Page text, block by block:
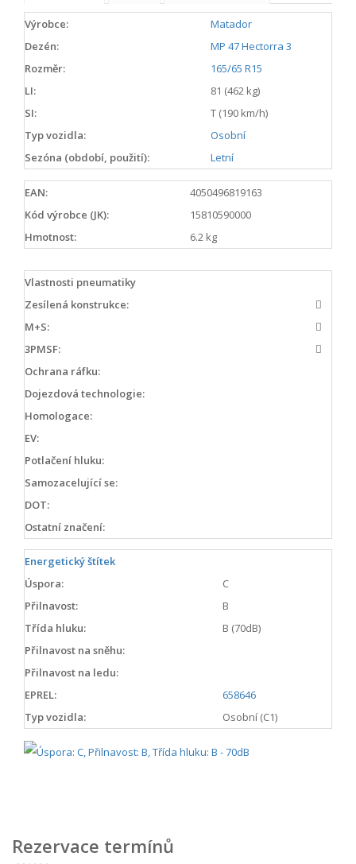
Výrobce:
Matador
Dezén:
MP 47 Hectorra 3
Rozměr:
165/65 R15
LI:
81 (462 kg)
SI:
T (190 km/h)
Typ vozidla:
Osobní
Sezóna (období, použití):
Letní
EAN:
4050496819163
Kód výrobce (JK):
15810590000
Hmotnost:
6.2 kg
Vlastnosti pneumatiky
Zesílená konstrukce:
M+S:
3PMSF:
Ochrana ráfku:
Dojezdová technologie:
Homologace:
EV:
Potlačení hluku:
Samozacelující se:
DOT:
Ostatní značení:
Energetický štítek
Úspora:
C
Přilnavost:
B
Třída hluku:
B (70dB)
Přilnavost na sněhu:
Přilnavost na ledu:
EPREL:
658646
Typ vozidla:
Osobní (C1)
Rezervace termínů